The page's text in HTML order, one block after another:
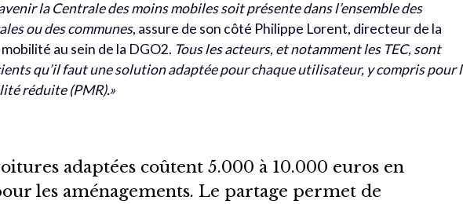
la Centrale des moins mobiles soit présente dans l’ensemble des
ou des communes, assure de son côté Philippe Lorent, directeur de la
au sein de la DGO2. Tous les acteurs, et notamment les TEC, sont
qu’il faut une solution adaptée pour chaque utilisateur, y compris pour
réduite (PMR).»
adaptées coûtent 5.000 à 10.000 euros en
les aménagements. Le partage permet de